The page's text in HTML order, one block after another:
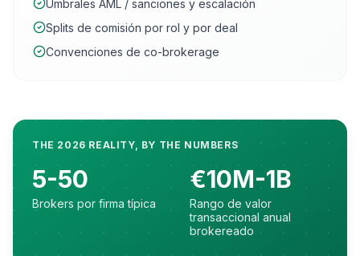
Umbrales AML / sanciones y escalación
Splits de comisión por rol y por deal
Convenciones de co-brokerage
THE 2026 REALITY, BY THE NUMBERS
5-50
Brokers por firma típica
€10M-1B
Rango de valor
transaccional anual
brokereado